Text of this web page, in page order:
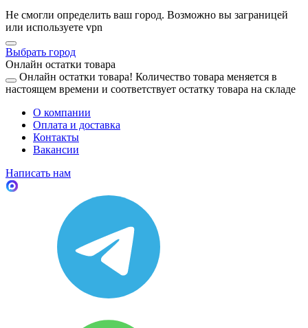
Не смогли определить ваш город. Возможно вы заграницей
или используете vpn
Выбрать город
Онлайн остатки товара
Онлайн остатки товара! Количество товара меняется в
настоящем времени и соответствует остатку товара на складе
О компании
Оплата и доставка
Контакты
Вакансии
Написать нам